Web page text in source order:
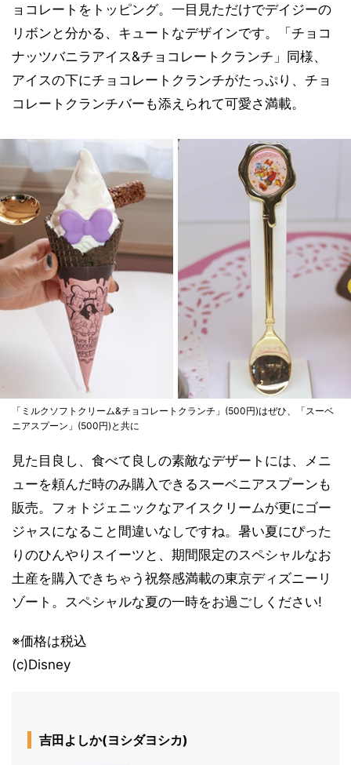
ョコレートをトッピング。一目見ただけでデイジーの
リボンと分かる、キュートなデザインです。「チョコ
ナッツバニラアイス&チョコレートクランチ」同様、
アイスの下にチョコレートクランチがたっぷり、チョ
コレートクランチバーも添えられて可愛さ満載。
「ミルクソフトクリーム&チョコレートクランチ」(500円)はぜひ、「スーベ
ニアスプーン」(500円)と共に
見た目良し、食べて良しの素敵なデザートには、メニ
ューを頼んだ時のみ購入できるスーベニアスプーンも
販売。フォトジェニックなアイスクリームが更にゴー
ジャスになること間違いなしですね。暑い夏にぴった
りのひんやりスイーツと、期間限定のスペシャルなお
土産を購入できちゃう祝祭感満載の東京ディズニーリ
ゾート。スペシャルな夏の一時をお過ごしください!
※価格は税込
(c)Disney
吉田よしか(ヨシダヨシカ)